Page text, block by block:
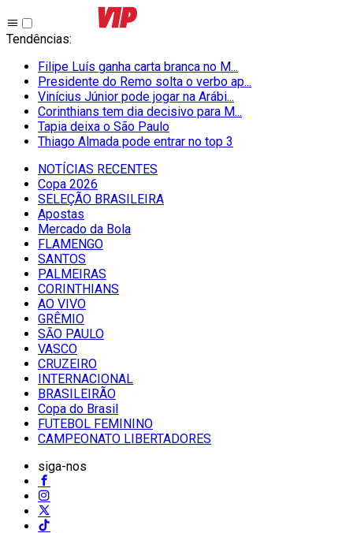
Tendências:
Filipe Luís ganha carta branca no M...
Presidente do Remo solta o verbo ap...
Vinícius Júnior pode jogar na Arábi...
Corinthians tem dia decisivo para M...
Tapia deixa o São Paulo
Thiago Almada pode entrar no top 3
NOTÍCIAS RECENTES
Copa 2026
SELEÇÃO BRASILEIRA
Apostas
Mercado da Bola
FLAMENGO
SANTOS
PALMEIRAS
CORINTHIANS
AO VIVO
GRÊMIO
SĀO PAULO
VASCO
CRUZEIRO
INTERNACIONAL
BRASILEIRÃO
Copa do Brasil
FUTEBOL FEMININO
CAMPEONATO LIBERTADORES
siga-nos